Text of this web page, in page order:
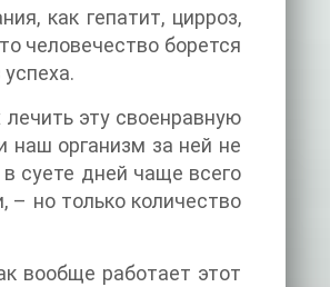
как гепатит, цирроз,
человечество борется
эту своенравную
организм за ней не
суете дней чаще всего
но только количество
вообще работает этот